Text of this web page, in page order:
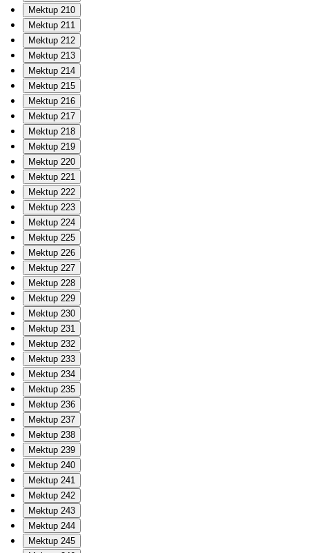
Mektup 210
Mektup 211
Mektup 212
Mektup 213
Mektup 214
Mektup 215
Mektup 216
Mektup 217
Mektup 218
Mektup 219
Mektup 220
Mektup 221
Mektup 222
Mektup 223
Mektup 224
Mektup 225
Mektup 226
Mektup 227
Mektup 228
Mektup 229
Mektup 230
Mektup 231
Mektup 232
Mektup 233
Mektup 234
Mektup 235
Mektup 236
Mektup 237
Mektup 238
Mektup 239
Mektup 240
Mektup 241
Mektup 242
Mektup 243
Mektup 244
Mektup 245